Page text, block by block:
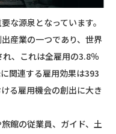
な源泉となっています。
産業の一つであり、世界
、これは全雇用の3.8％
関連する雇用効果は393
る雇用機会の創出に大き
館の従業員、ガイド、土